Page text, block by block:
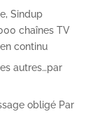
Sindup
chaînes TV
continu
autres…par
obligé Par